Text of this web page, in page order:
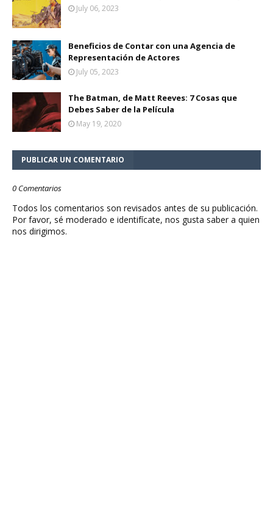
July 06, 2023
Beneficios de Contar con una Agencia de
Representación de Actores
July 05, 2023
The Batman, de Matt Reeves: 7 Cosas que
Debes Saber de la Película
May 19, 2020
PUBLICAR UN COMENTARIO
0 Comentarios
Todos los comentarios son revisados antes de su publicación.
Por favor, sé moderado e identifícate, nos gusta saber a quien
nos dirigimos.